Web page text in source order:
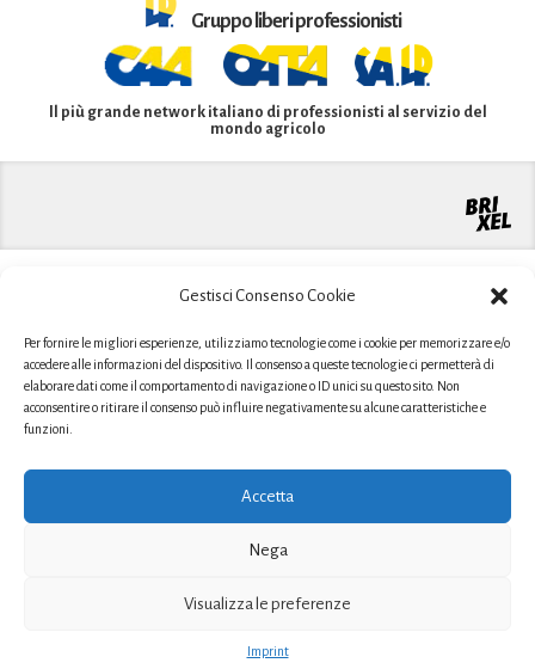
Gestisci Consenso Cookie
Per fornire le migliori esperienze, utilizziamo tecnologie come i cookie per memorizzare e/o
accedere alle informazioni del dispositivo. Il consenso a queste tecnologie ci permetterà di
elaborare dati come il comportamento di navigazione o ID unici su questo sito. Non
acconsentire o ritirare il consenso può influire negativamente su alcune caratteristiche e
funzioni.
Accetta
Nega
Visualizza le preferenze
Imprint
Gruppo liberi professionisti
Il più grande network italiano di professionisti al servizio del
mondo agricolo
Sito realizzato grazie al contributo PSR 2014-2020 Regione
Misura 1 - Operazione 1.2.1 - Azione 1: Attività dimostrative e
di informazione in campo agricolo-YH